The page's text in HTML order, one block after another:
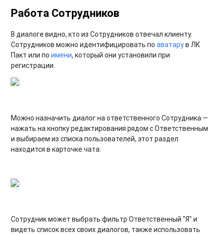
Работа Сотрудников
В диалоге видно, кто из Сотрудников отвечал клиенту.
Сотрудников можно идентифицировать поаватарув ЛК
Пакт или поимени, который они установили при
регистрации.
Можно назначить диалог на ответственного Сотрудника —
нажать на кнопку редактирования рядом с Ответственным
и выбираем из списка пользователей, этот раздел
находится в карточке чата:
Сотрудник может выбрать фильтр Ответственный "Я" и
видеть список всех своих диалогов, также использовать